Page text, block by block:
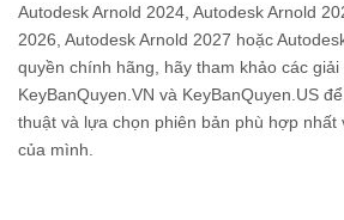
Autodesk Arnold 2024, Autodesk Arnold
2026, Autodesk Arnold 2027 hoặc
quyền chính hãng, hãy tham khảo các giải
KeyBanQuyen.VN và KeyBanQuyen.US
thuật và lựa chọn phiên bản phù hợp nhất
của mình.